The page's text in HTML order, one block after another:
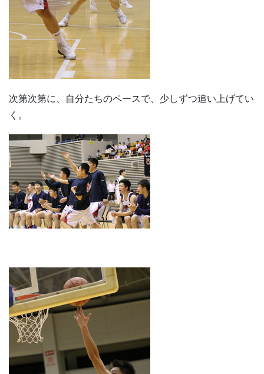
次第次第に、自分たちのペースで、少しずつ追い上げてい
く。